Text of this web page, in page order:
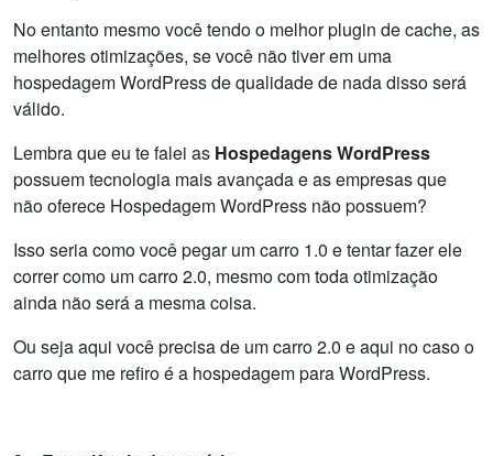
No entanto mesmo você tendo o melhor plugin de cache, as
melhores otimizações, se você não tiver em uma
hospedagem WordPress de qualidade de nada disso será
válido.
Lembra que eu te falei as Hospedagens WordPress
possuem tecnologia mais avançada e as empresas que
não oferece Hospedagem WordPress não possuem?
Isso seria como você pegar um carro 1.0 e tentar fazer ele
correr como um carro 2.0, mesmo com toda otimização
ainda não será a mesma coisa.
Ou seja aqui você precisa de um carro 2.0 e aqui no caso o
carro que me refiro é a hospedagem para WordPress.